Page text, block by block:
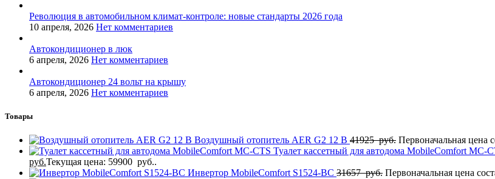
Революция в автомобильном климат-контроле: новые стандарты 2026 года
10 апреля, 2026 Нет комментариев
Автокондиционер в люк
6 апреля, 2026 Нет комментариев
Автокондиционер 24 вольт на крышу
6 апреля, 2026 Нет комментариев
Товары
Воздушный отопитель AER G2 12 В 41925руб. Первоначальная цена
Туалет кассетный для автодома MobileComfort MC-
руб.Текущая цена: 59900 руб..
Инвертор MobileComfort S1524-BC 31657руб. Первоначальная цена